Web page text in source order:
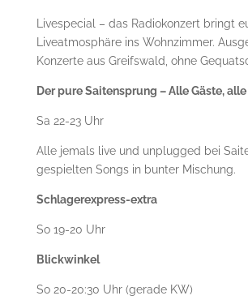
Livespecial – das Radiokonzert bringt
Liveatmosphäre ins Wohnzimmer.
Konzerte aus Greifswald, ohne
Der pure Saitensprung – Alle Gäste,
Sa 22-23 Uhr
Alle jemals live und unplugged bei
gespielten Songs in bunter Mischung.
Schlagerexpress-extra
So 19-20 Uhr
Blickwinkel
So 20-20:30 Uhr (gerade KW)